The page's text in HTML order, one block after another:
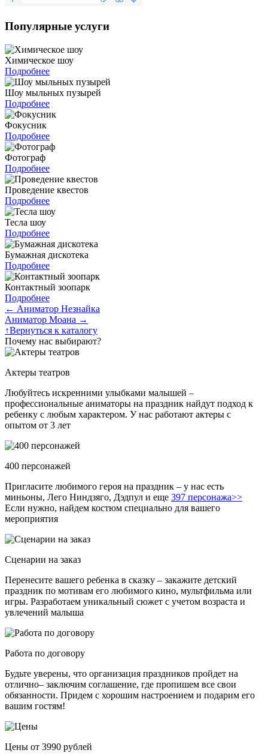
Популярные услуги
Химическое шоу
Подробнее
Шоу мыльных пузырей
Подробнее
Фокусник
Подробнее
Фотограф
Подробнее
Проведение квестов
Подробнее
Тесла шоу
Подробнее
Бумажная дискотека
Подробнее
Контактный зоопарк
Подробнее
← Аниматор Незнайка
Аниматор Моана →
↑Вернуться к каталогу
Почему нас выбирают?
Актеры театров
Любуйтесь искренними улыбками малышей –
профессиональные аниматоры на праздник найдут подход к
ребенку с любым характером. У нас работают актеры с
опытом от 3 лет
400 персонажей
Пригласите любимого героя на праздник – у нас есть
миньоны, Лего Ниндзяго, Дэдпул и еще 397 персонажа>>
Если нужно, найдем костюм специально для вашего
мероприятия
Сценарии на заказ
Перенесите вашего ребенка в сказку – закажите детский
праздник по мотивам его любимого кино, мультфильма или
игры. Разработаем уникальный сюжет с учетом возраста и
увлечений малыша
Работа по договору
Будьте уверены, что организация праздников пройдет на
отлично– заключим соглашение, где пропишем все свои
обязанности. Придем с хорошим настроением и подарим его
вашим гостям!
Цены от 3990 рублей